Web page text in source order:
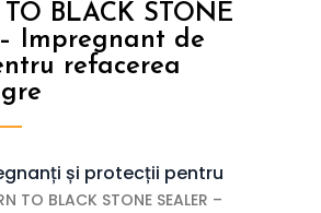
TO BLACK STONE
Impregnant de
refacerea
și protecții pentru
TO BLACK STONE SEALER –